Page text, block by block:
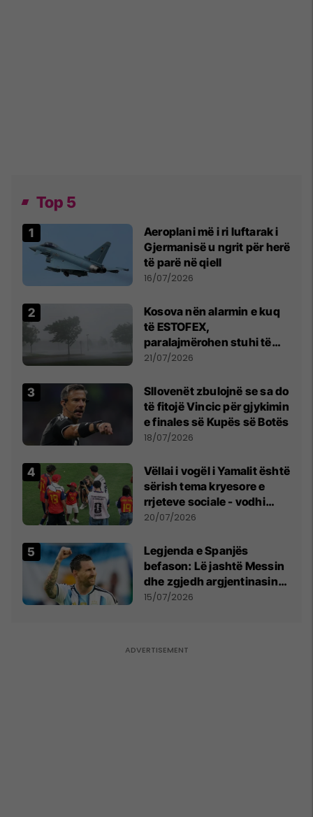
Top 5
Aeroplani më i ri luftarak i
Gjermanisë u ngrit për herë
të parë në qiell
16/07/2026
Kosova nën alarmin e kuq
të ESTOFEX,
paralajmërohen stuhi të
fuqishme me breshër dhe
21/07/2026
Sllovenët zbulojnë se sa do
të fitojë Vincic për gjykimin
e finales së Kupës së Botës
18/07/2026
Vëllai i vogël i Yamalit është
sërish tema kryesore e
rrjeteve sociale - vodhi
vëmendjen pas finales së
20/07/2026
Legjenda e Spanjës
befason: Lë jashtë Messin
dhe zgjedh argjentinasin
më të mirë në botë
15/07/2026